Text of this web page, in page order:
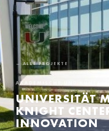
← ALLE PROJEKTE
AKADEMISCHE UND
UNIVERSITÄT
KNIGHT
INNOVATION